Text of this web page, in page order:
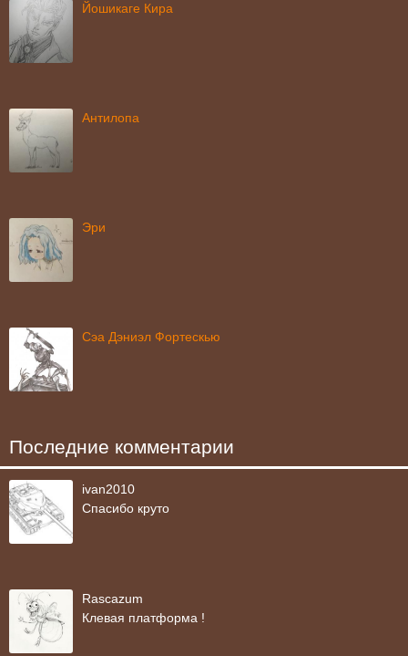
Йошикаге Кира
Антилопа
Эри
Сэа Дэниэл Фортескью
Последние комментарии
ivan2010
Спасибо круто
Rascazum
Клевая платформа !